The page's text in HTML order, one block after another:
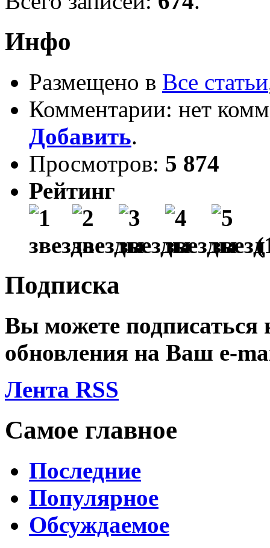
Инфо
Размещено в Все статьи
Комментарии: нет
Добавить.
Просмотров: 5 874
Рейтинг
(
Подписка
Вы можете подписаться
обновления на Ваш e-
Лента RSS
Самое главное
Последние
Популярное
Обсуждаемое